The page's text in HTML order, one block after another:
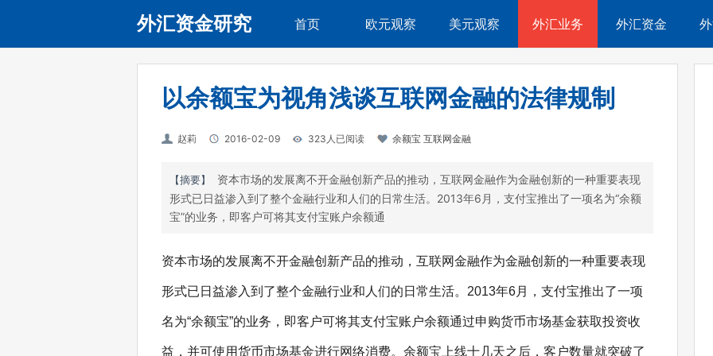
外汇资金研究 首页 欧元观察 美元观察 外汇业务 外汇资金
以余额宝为视角浅谈互联网金融的法律规制
赵莉 2016-02-09 323人已阅读 余额宝 互联网金融
【摘要】
资本市场的发展离不开金融创新产品的推动，互联网金融作为金融创新的一种重要表现
形式已日益渗入到了整个金融行业和人们的日常生活。2013年6月，支付宝推出了一项名为“余额
宝”的业务，即客户可将其支付宝账户余额通
资本市场的发展离不开金融创新产品的推动，互联网金融作为金融创新的一种重要表现
形式已日益渗入到了整个金融行业和人们的日常生活。2013年6月，支付宝推出了一项
名为“余额宝”的业务，即客户可将其支付宝账户余额通过申购货币市场基金获取投资收
益，并可使用货币市场基金进行网络消费。余额宝上线十几天之后，客户数量就突破了